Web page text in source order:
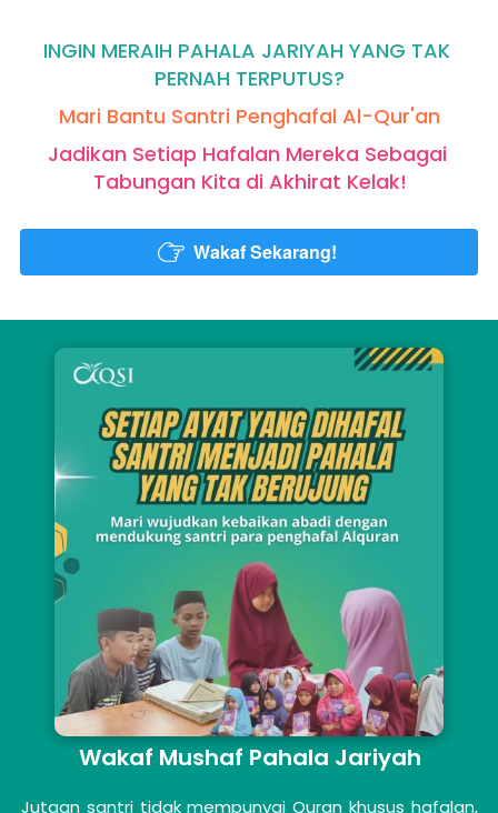
INGIN MERAIH PAHALA JARIYAH YANG TAK
PERNAH TERPUTUS?
Mari Bantu Santri Penghafal Al-Qur'an
Jadikan Setiap Hafalan Mereka Sebagai
Tabungan Kita di Akhirat Kelak!
` Wakaf Sekarang!
Wakaf Mushaf Pahala Jariyah
Jutaan santri tidak mempunyai Quran khusus hafalan,